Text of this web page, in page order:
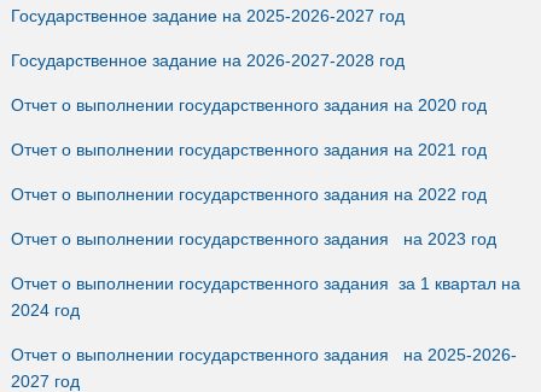
Государственное задание на 2025-2026-2027 год
Государственное задание на 2026-2027-2028 год
Отчет о выполнении государственного задания на 2020 год
Отчет о выполнении государственного задания на 2021 год
Отчет о выполнении государственного задания на 2022 год
Отчет о выполнении государственного задания на 2023 год
Отчет о выполнении государственного задания за 1 квартал на
2024 год
Отчет о выполнении государственного задания на 2025-2026-
2027 год